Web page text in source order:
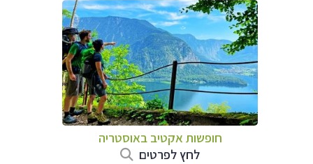
חופשות אקטיב באוסטריה
לחץ לפרטים